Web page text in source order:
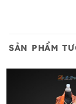
SẢN PHẨM